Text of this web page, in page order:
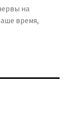
на
время,